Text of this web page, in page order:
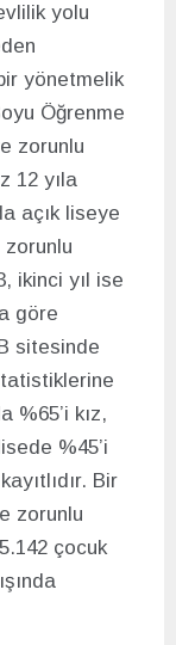
yolu
yönetmelik
Öğrenme
zorunlu
12 yıla
açık liseye
zorunlu
ikinci yıl ise
göre
sitesinde
%65’i kız,
%45’i
Bir
zorunlu
çocuk